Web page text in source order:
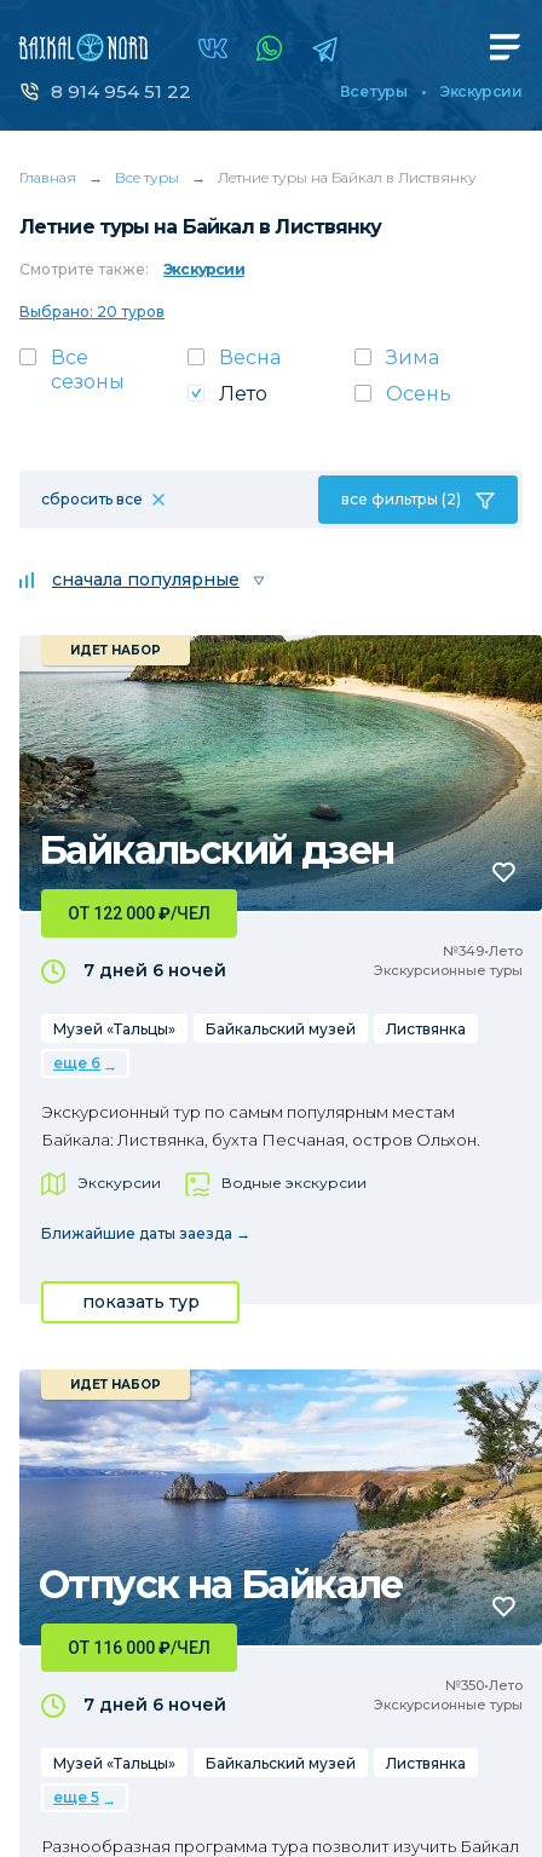
8 914 954 51 22 Все туры Экскурсии
Главная → Все туры → Летние туры на Байкал в Листвянку
Летние туры на Байкал в Листвянку
Смотрите также: Экскурсии
Выбрано: 20 туров
Все
сезоны
Весна
Зима
Лето
Осень
сбросить все все фильтры (2)
сначала популярные
Байкальский дзен
ИДЕТ НАБОР
№349•Лето
Экскурсионные туры
ОТ 122 000₽/ЧЕЛ
7 дней 6 ночей
Музей «Тальцы» Байкальский музей
Листвянка
еще 6
Экскурсионный тур по самым популярным местам
Байкала: Листвянка, бухта Песчаная, остров Ольхон.
Экскурсии Водные экскурсии
Ближайшие даты заезда →
показать тур
Отпуск на Байкале
ИДЕТ НАБОР
№350•Лето
Экскурсионные туры
ОТ 116 000₽/ЧЕЛ
7 дней 6 ночей
Музей «Тальцы» Байкальский музей
Листвянка
еще 5
Разнообразная программа тура позволит изучить Байкал